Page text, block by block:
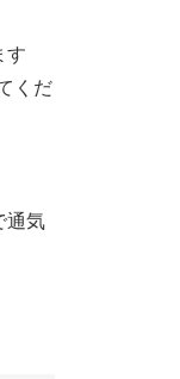
す
くだ
通気